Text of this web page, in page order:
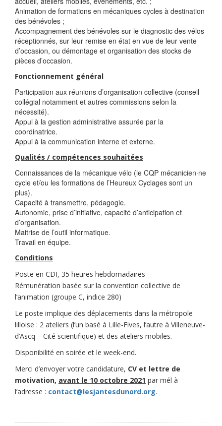
Animation de formations en mécaniques cycles à destination
des bénévoles ;
Accompagnement des bénévoles sur le diagnostic des vélos
réceptionnés, sur leur remise en état en vue de leur vente
d’occasion, ou démontage et organisation des stocks de
pièces d’occasion.
Fonctionnement général
Participation aux réunions d’organisation collective (conseil
collégial notamment et autres commissions selon la
nécessité).
Appui à la gestion administrative assurée par la
coordinatrice.
Appui à la communication interne et externe.
Qualités / compétences souhaitées
Connaissances de la mécanique vélo (le CQP mécanicien·ne
cycle et/ou les formations de l’Heureux Cyclages sont un
plus).
Capacité à transmettre, pédagogie.
Autonomie, prise d’initiative, capacité d’anticipation et
d’organisation.
Maitrise de l’outil informatique.
Travail en équipe.
Conditions
Poste en CDI, 35 heures hebdomadaires –
Rémunération basée sur la convention collective de
l’animation (groupe C, indice 280)
Le poste implique des déplacements dans la métropole
lilloise : 2 ateliers (l’un basé à Lille-Fives, l’autre à Villeneuve-
d’Ascq – Cité scientifique) et des ateliers mobiles.
Disponibilité en soirée et le week-end.
Merci d’envoyer votre candidature, CV et lettre de
motivation, avant le 10 octobre 2021 par mél à
l’adresse : contact@lesjantesdunord.org.